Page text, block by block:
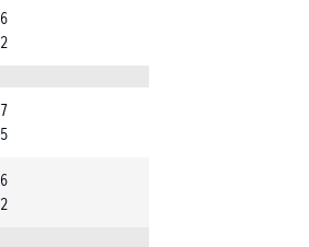
6
2
7
5
6
2